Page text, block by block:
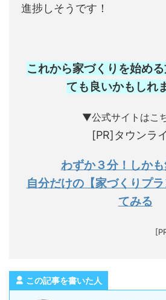
進捗しそうです！
これから家づくりを始め
ても良いかもしれ
▼公式サイトはこ
[PR]タウンラ
わずか３分！しかも
自分だけの【家づくりプ
てみる
この記事を書いた人